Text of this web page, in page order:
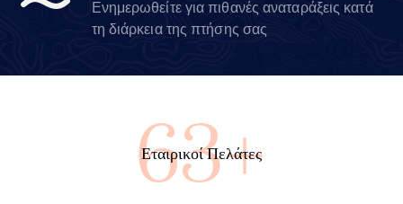
Ενημερωθείτε για πιθανές αναταράξεις κατά
τη διάρκεια της πτήσης σας
68+
Εταιρικοί Πελάτες